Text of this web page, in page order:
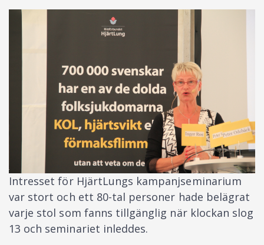
Intresset för HjärtLungs kampanjseminarium
var stort och ett 80-tal personer hade belägrat
varje stol som fanns tillgänglig när klockan slog
13 och seminariet inleddes.